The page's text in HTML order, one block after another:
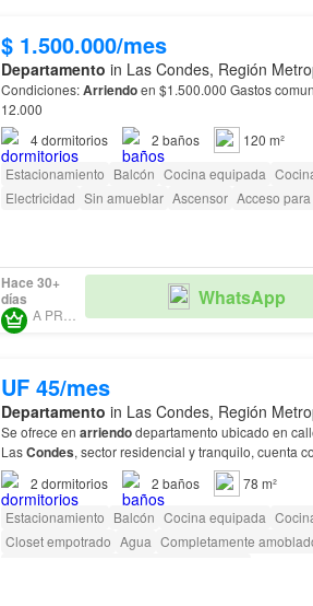
$ 1.500.000/mes
Departamento in Las Condes, Región
Condiciones:Arriendoen $1.500.000 Gastos
12.000
4dormitorios 2 baños
120 m²
Estacionamiento Balcón Cocina equipada
Electricidad Sin amueblar Ascensor Acceso
Hace 30+
días
A PRO SPA
WhatsApp
UF 45/mes
Departamento in Las Condes, Región
Se ofrece en arriendodepartamento ubicado en
LasCondes
2 dormitorios 2 baños
78 m²
Estacionamiento Balcón Cocina equipada
Closet empotrado Agua Completamente